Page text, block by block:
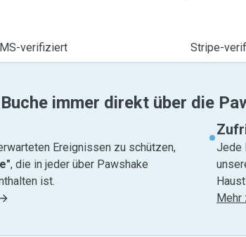
verifiziert Stripe-
Buche immer direkt über die
Ereignissen zu schützen,
, die in jeder über Pawshake
ist.
Jede
Mehr